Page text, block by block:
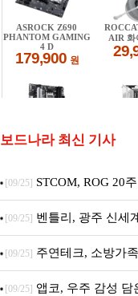
보드나라 최신 기사
[09/25] STCOM, ROG 20
Crosshair X870E
[09/25] 벤틀리, 광주 신세
픈
[09/25] 주연테크, 소방가
니터·스마트 펫 침대 기부
[09/25] 앱코, 우주 감성 담